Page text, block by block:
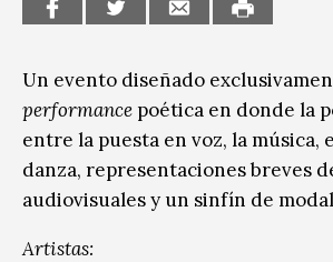
Música
Sin categoría
Un evento diseñado
performance poética en donde la
entre la puesta en voz, la música,
danza, representaciones breves
audiovisuales y un sinfín de
Artistas: